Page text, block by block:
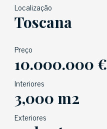
Localização
Toscana
Preço
10.000.000 €
Interiores
3,000 m2
Exteriores